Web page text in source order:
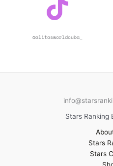
@alitasworldcuba_
Stars Ranking
Stars
Stars